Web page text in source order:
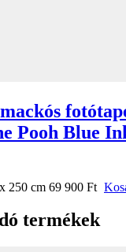
Pooh Blue
250 cm 69 900 Ft
termékek